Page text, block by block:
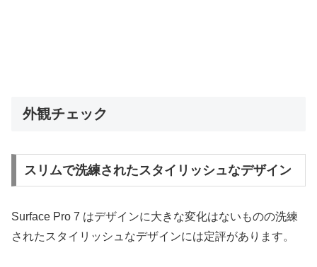
外観チェック
スリムで洗練されたスタイリッシュなデザイン
Surface Pro 7 はデザインに大きな変化はないものの洗練
されたスタイリッシュなデザインには定評があります。